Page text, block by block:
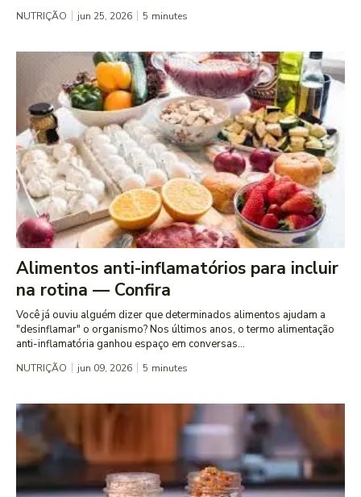
NUTRIÇÃO jun 25, 2026 5 minutes
Alimentos anti-inflamatórios para incluir
na rotina — Confira
Você já ouviu alguém dizer que determinados alimentos ajudam a
"desinflamar" o organismo? Nos últimos anos, o termo alimentação
anti-inflamatória ganhou espaço em conversas...
NUTRIÇÃO jun 09, 2026 5 minutes